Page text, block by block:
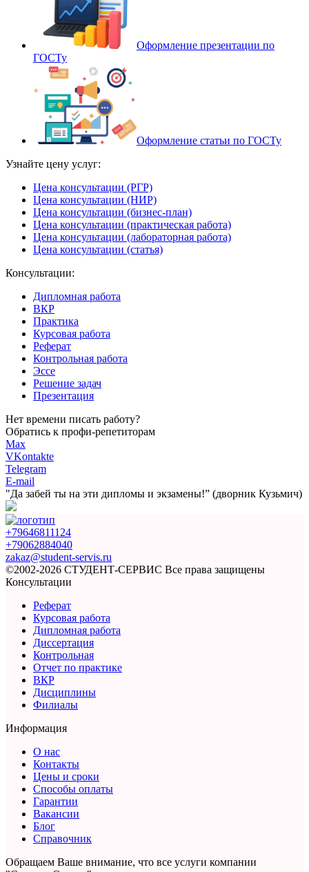
Оформление презентации по
ГОСТу
Оформление статьи по ГОСТу
Узнайте цену услуг:
Цена консультации (РГР)
Цена консультации (НИР)
Цена консультации (бизнес-план)
Цена консультации (практическая работа)
Цена консультации (лабораторная работа)
Цена консультации (статья)
Консультации:
Дипломная работа
ВКР
Практика
Курсовая работа
Реферат
Контрольная работа
Эссе
Решение задач
Презентация
Нет времени писать работу?
Обратись к профи-репетиторам
Max
VKontakte
Telegram
E-mail
"Да забей ты на эти дипломы и экзамены!” (дворник Кузьмич)
+79646811124
+79062884040
zakaz@student-servis.ru
©2002-2026 СТУДЕНТ-СЕРВИС Все права защищены
Консультации
Реферат
Курсовая работа
Дипломная работа
Диссертация
Контрольная
Отчет по практике
ВКР
Дисциплины
Филиалы
Информация
О нас
Контакты
Цены и сроки
Способы оплаты
Гарантии
Вакансии
Блог
Справочник
Обращаем Ваше внимание, что все услуги компании